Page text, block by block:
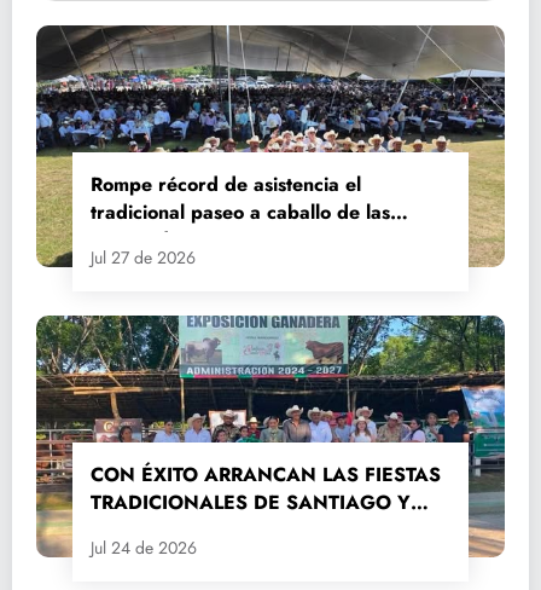
Rompe récord de asistencia el
tradicional paseo a caballo de las
Fiestas de Santiago y Santa Ana
Jul 27 de 2026
CON ÉXITO ARRANCAN LAS FIESTAS
TRADICIONALES DE SANTIAGO Y
Jul 24 de 2026